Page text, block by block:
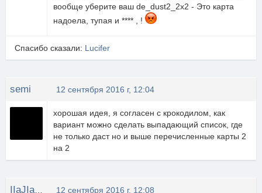
вообще уберите ваш de_dust2_2x2 - Это карта
надоела, тупая и **** , !
Спасибо сказали: Lucifer
semi 12 сентября 2016 г, 12:04
хорошая идея, я согласен с крокодилом, как
вариант можно сделать выпадающий список, где
не только даст но и выше перечисленные карты 2
на 2
12 сентября 2016 г, 12:08